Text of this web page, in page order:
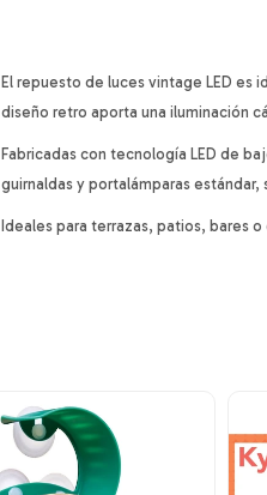
El repuesto de luces vintage LED es
diseño retro aporta una iluminación
Fabricadas con tecnología LED de
guirnaldas y portalámparas
Ideales para terrazas, patios, bares